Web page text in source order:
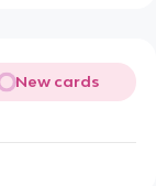
New cards